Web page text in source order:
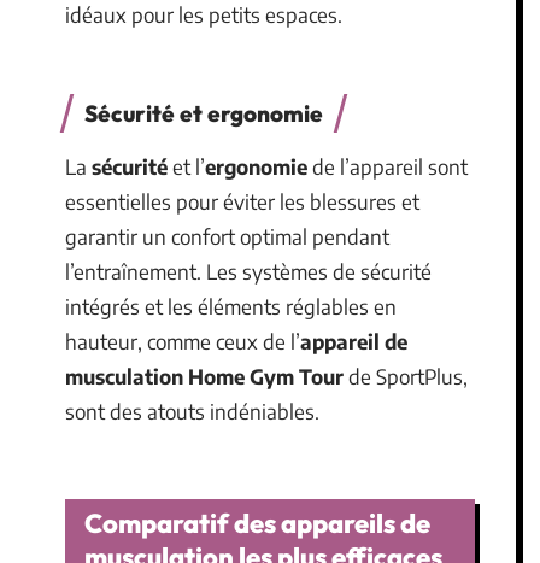
idéaux pour les petits espaces.
Sécurité et ergonomie
La sécuritéet l’ergonomiede l’appareil sont
essentielles pour éviter les blessures et
garantir un confort optimal pendant
l’entraînement. Les systèmes de sécurité
intégrés et les éléments réglables en
hauteur, comme ceux de l’appareil de
musculation Home Gym Tourde SportPlus,
sont des atouts indéniables.
Comparatif des appareils de